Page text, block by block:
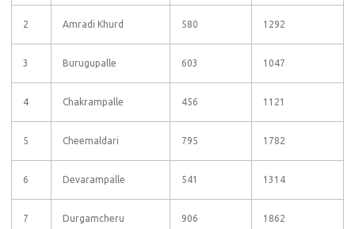
2 Amradi Khurd 580 1292
3 Burugupalle 603 1047
4 Chakrampalle 456 1121
5 Cheemaldari 795 1782
6 Devarampalle 541 1314
7 Durgamcheru 906 1862